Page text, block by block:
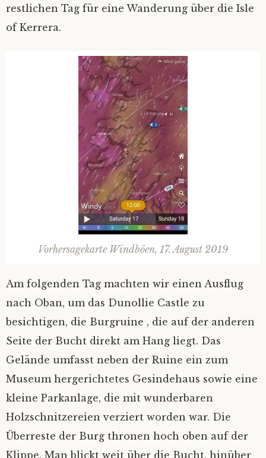
restlichen Tag für eine Wanderung über die Isle
of Kerrera.
Vorhersagekarte Windböen, 17. August 2019
Am folgenden Tag machten wir einen Ausflug
nach Oban, um das Dunollie Castle zu
besichtigen, die Burgruine , die auf der anderen
Seite der Bucht direkt am Hang liegt. Das
Gelände umfasst neben der Ruine ein zum
Museum hergerichtetes Gesindehaus sowie eine
kleine Parkanlage, die mit wunderbaren
Holzschnitzereien verziert worden war. Die
Überreste der Burg thronen hoch oben auf der
Klippe. Man blickt weit über die Bucht, hinüber